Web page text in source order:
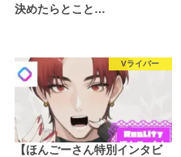
決めたらとこと…
Vライバー
【ほんごーさん特別インタビ